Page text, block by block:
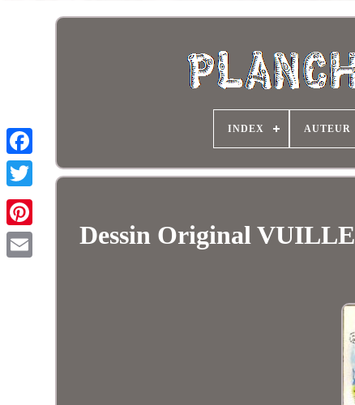
INDEX AUTEUR
Dessin Original